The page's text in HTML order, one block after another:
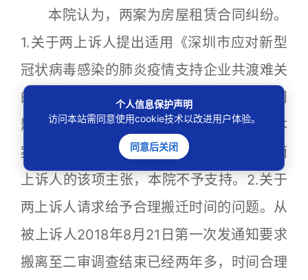
本院认为，两案为房屋租赁合同纠纷。
1.关于两上诉人提出适用《深圳市应对新型
冠状病毒感染的肺炎疫情支持企业共渡难关
的若干措施》规定减免2个月租金的主张问
题。经审查，被上诉人并非国有企业，故本
案并不适用上述文件减免租金的规定。对两
上诉人的该项主张，本院不予支持。2.关于
两上诉人请求给予合理搬迁时间的问题。从
被上诉人2018年8月21日第一次发通知要求
搬离至二审调查结束已经两年多，时间合理
个人信息保护声明
访问本站需同意使用cookie技术以改进用户体验。
同意后关闭